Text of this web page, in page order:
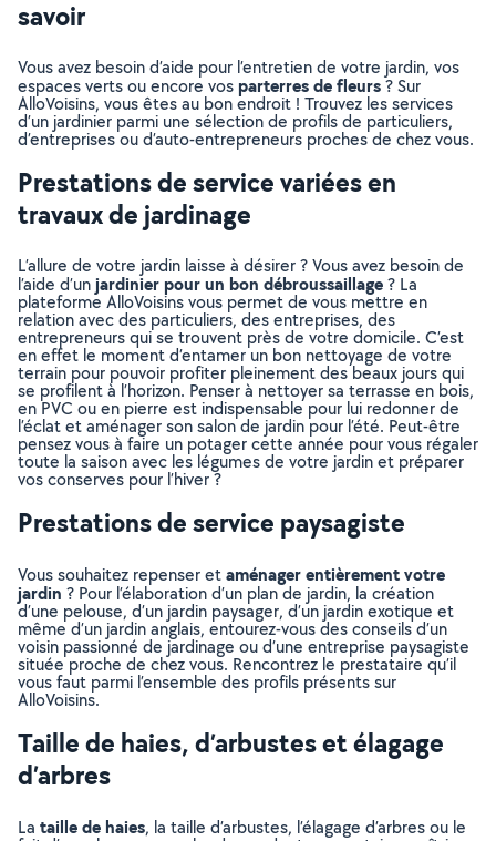
savoir
Vous avez besoin d’aide pour l’entretien de votre jardin, vos
espaces verts ou encore vosparterres de fleurs? Sur
AlloVoisins, vous êtes au bon endroit ! Trouvez les services
d’un jardinier parmi une sélection de profils de particuliers,
d’entreprises ou d’auto-entrepreneurs proches de chez vous.
Prestations de service variées en
travaux de jardinage
L’allure de votre jardin laisse à désirer ? Vous avez besoin de
l’aide d’unjardinier pour un bon débroussaillage? La
plateforme AlloVoisins vous permet de vous mettre en
relation avec des particuliers, des entreprises, des
entrepreneurs qui se trouvent près de votre domicile. C’est
en effet le moment d’entamer un bon nettoyage de votre
terrain pour pouvoir profiter pleinement des beaux jours qui
se profilent à l’horizon. Penser à nettoyer sa terrasse en bois,
en PVC ou en pierre est indispensable pour lui redonner de
l’éclat et aménager son salon de jardin pour l’été. Peut-être
pensez vous à faire un potager cette année pour vous régaler
toute la saison avec les légumes de votre jardin et préparer
vos conserves pour l’hiver ?
Prestations de service paysagiste
Vous souhaitez repenser etaménager entièrement votre
jardin ? Pour l’élaboration d’un plan de jardin, la création
d’une pelouse, d’un jardin paysager, d’un jardin exotique et
même d’un jardin anglais, entourez-vous des conseils d’un
voisin passionné de jardinage ou d’une entreprise paysagiste
située proche de chez vous. Rencontrez le prestataire qu’il
vous faut parmi l’ensemble des profils présents sur
AlloVoisins.
Taille de haies, d’arbustes et élagage
d’arbres
La taille de haies, la taille d’arbustes, l’élagage d’arbres ou le